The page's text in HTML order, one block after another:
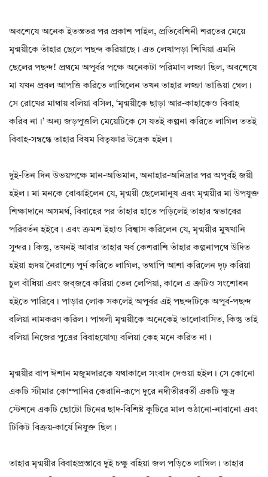
অবশেষে অনেক ইতস্ততর পর প্রকাশ পাইল, প্রতিবেশিনী শরতের মেয়ে
মৃন্ময়ীকে তাঁহার ছেলে পছন্দ করিয়াছে। এত লেখাপড়া শিখিয়া এমনি
ছেলের পছন্দ! প্রথমে অপূর্বর পক্ষে অনেকটা পরিমাণ লজ্জা ছিল, অবশেষে
মা যখন প্রবল আপত্তি করিতে লাগিলেন তখন তাহার লজ্জা ভাঙিয়া গেল।
সে রোখের মাথায় বলিয়া বসিল, ‘মৃন্ময়ীকে ছাড়া আর-কাহাকেও বিবাহ
করিব না।’ অন্য জড়পুত্তলি মেয়েটিকে সে যতই কল্পনা করিতে লাগিল ততই
বিবাহ-সম্বন্ধে তাহার বিষম বিতৃষ্ণার উদ্রেক হইল।
দুই-তিন দিন উভয়পক্ষে মান-অভিমান, অনাহার-অনিদ্রার পর অপূর্বই জয়ী
হইল। মা মনকে বোঝাইলেন যে, মৃন্ময়ী ছেলেমানুষ এবং মৃন্ময়ীর মা উপযুক্ত
শিক্ষাদানে অসমর্থ, বিবাহের পর তাঁহার হাতে পড়িলেই তাহার স্বভাবের
পরিবর্তন হইবে। এবং ক্রমশ ইহাও বিশ্বাস করিলেন যে, মৃন্ময়ীর মুখখানি
সুন্দর। কিন্তু, তখনই আবার তাহার খর্ব কেশরাশি তাঁহার কল্পনাপথে উদিত
হইয়া হৃদয় নৈরাশ্যে পূর্ণ করিতে লাগিল, তথাপি আশা করিলেন দৃঢ় করিয়া
চুল বাঁধিয়া এবং জব্‌জবে করিয়া তেল লেপিয়া, কালে এ ত্রুটিও সংশোধন
হইতে পারিবে। পাড়ার লোক সকলেই অপূর্বর এই পছন্দটিকে অপূর্ব-পছন্দ
বলিয়া নামকরণ করিল। পাগলী মৃন্ময়ীকে অনেকেই ভালোবাসিত, কিন্তু তাই
বলিয়া নিজের পুত্রের বিবাহযোগ্য বলিয়া কেহ মনে করিত না।
মৃন্ময়ীর বাপ ঈশান মজুমদারকে যথাকালে সংবাদ দেওয়া হইল। সে কোনো
একটি স্টীমার কোম্পানির কেরানি-রূপে দূরে নদীতীরবর্তী একটি ক্ষুদ্র
স্টেশনে একটি ছোটো টিনের ছাদ-বিশিষ্ট কুটিরে মাল ওঠানো-নাবানো এবং
টিকিট বিক্রয়-কার্যে নিযুক্ত ছিল।
তাহার মৃন্ময়ীর বিবাহপ্রস্তাবে দুই চক্ষু বহিয়া জল পড়িতে লাগিল। তাহার